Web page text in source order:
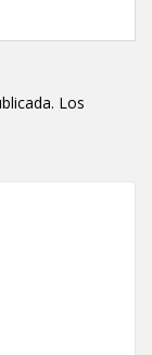
Los